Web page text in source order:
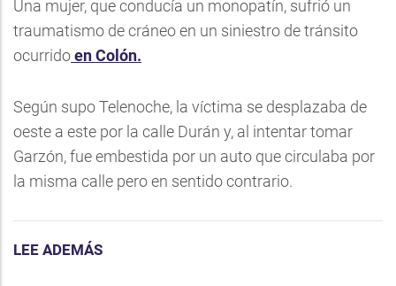
Una mujer, que conducía un monopatín, sufrió un
traumatismo de cráneo en un siniestro de tránsito
ocurridoen Colón.
Según supo Telenoche, la víctima se desplazaba de
oeste a este por la calle Durán y, al intentar tomar
Garzón, fue embestida por un auto que circulaba por
la misma calle pero en sentido contrario.
LEE ADEMÁS